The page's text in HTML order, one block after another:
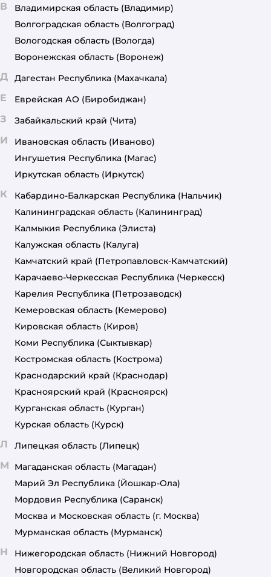
В Владимирская область (Владимир)
Волгоградская область (Волгоград)
Вологодская область (Вологда)
Воронежская область (Воронеж)
Д Дагестан Республика (Махачкала)
Е Еврейская АО (Биробиджан)
З Забайкальский край (Чита)
И Ивановская область (Иваново)
Ингушетия Республика (Магас)
Иркутская область (Иркутск)
К Кабардино-Балкарская Республика (Нальчик)
Калининградская область (Калининград)
Калмыкия Республика (Элиста)
Калужская область (Калуга)
Камчатский край (Петропавловск-Камчатский)
Карачаево-Черкесская Республика (Черкесск)
Карелия Республика (Петрозаводск)
Кемеровская область (Кемерово)
Кировская область (Киров)
Коми Республика (Сыктывкар)
Костромская область (Кострома)
Краснодарский край (Краснодар)
Красноярский край (Красноярск)
Курганская область (Курган)
Курская область (Курск)
Л Липецкая область (Липецк)
М Магаданская область (Магадан)
Марий Эл Республика (Йошкар-Ола)
Мордовия Республика (Саранск)
Москва и Московская область (г. Москва)
Мурманская область (Мурманск)
Н Нижегородская область (Нижний Новгород)
Новгородская область (Великий Новгород)